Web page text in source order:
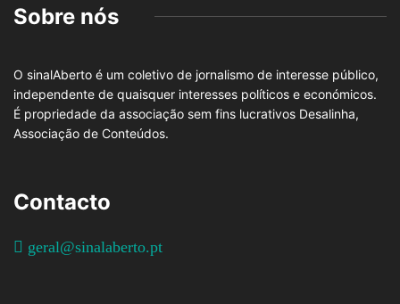
Sobre nós
O sinalAberto é um coletivo de jornalismo de interesse público,
independente de quaisquer interesses políticos e económicos.
É propriedade da associação sem fins lucrativos Desalinha,
Associação de Conteúdos.
Contacto
geral@sinalaberto.pt